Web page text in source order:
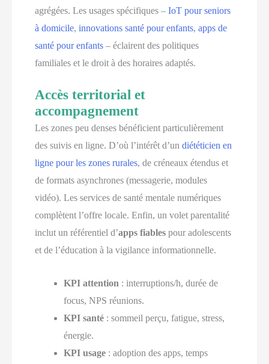
agrégées. Les usages spécifiques –IoT pour seniors
à domicile,innovations santé pour enfants,apps de
santé pour enfants – éclairent des politiques
familiales et le droit à des horaires adaptés.
Accès territorial et
accompagnement
Les zones peu denses bénéficient particulièrement
des suivis en ligne. D’où l’intérêt d’undiététicien en
ligne pour les zones rurales, de créneaux étendus et
de formats asynchrones (messagerie, modules
vidéo). Les services de santé mentale numériques
complètent l’offre locale. Enfin, un volet parentalité
inclut un référentiel d’apps fiables pour adolescents
et de l’éducation à la vigilance informationnelle.
KPI attention : interruptions/h, durée de
focus, NPS réunions.
KPI santé : sommeil perçu, fatigue, stress,
énergie.
KPI usage : adoption des apps, temps